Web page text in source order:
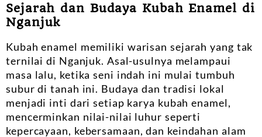
Sejarah dan Budaya Kubah Enamel di
Nganjuk
Kubah enamel memiliki warisan sejarah yang tak
ternilai di Nganjuk. Asal-usulnya melampaui
masa lalu, ketika seni indah ini mulai tumbuh
subur di tanah ini. Budaya dan tradisi lokal
menjadi inti dari setiap karya kubah enamel,
mencerminkan nilai-nilai luhur seperti
kepercayaan, kebersamaan, dan keindahan alam